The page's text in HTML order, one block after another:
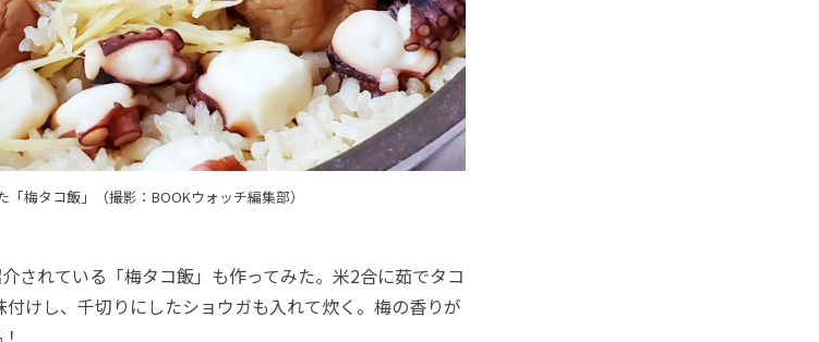
梅タコ飯」（撮影：BOOKウォッチ編集部）
されている「梅タコ飯」も作ってみた。米2合に茹でタコ
けし、千切りにしたショウガも入れて炊く。梅の香りが